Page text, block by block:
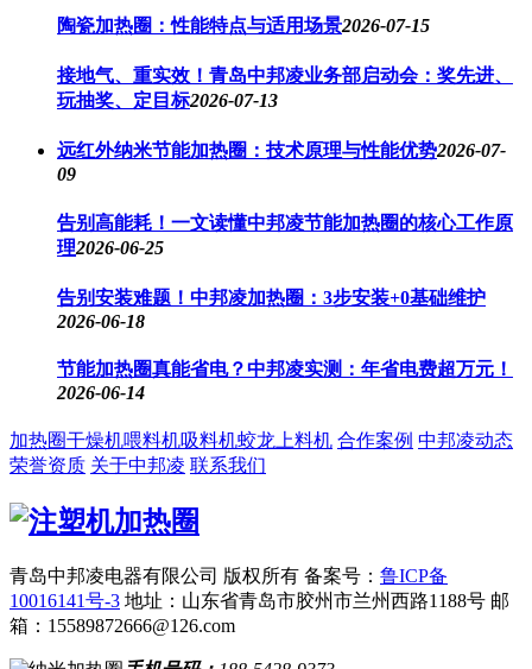
陶瓷加热圈：性能特点与适用场景2026-07-15
接地气、重实效！青岛中邦凌业务部启动会：奖先进、
玩抽奖、定目标2026-07-13
远红外纳米节能加热圈：技术原理与性能优势2026-07-
09
告别高能耗！一文读懂中邦凌节能加热圈的核心工作原
理2026-06-25
告别安装难题！中邦凌加热圈：3步安装+0基础维护
2026-06-18
节能加热圈真能省电？中邦凌实测：年省电费超万元！
2026-06-14
加热圈干燥机喂料机吸料机蛟龙上料机 合作案例 中邦凌动态
荣誉资质 关于中邦凌 联系我们
青岛中邦凌电器有限公司 版权所有 备案号： 鲁ICP备
10016141号-3 地址：山东省青岛市胶州市兰州西路1188号 邮
箱：15589872666@126.com